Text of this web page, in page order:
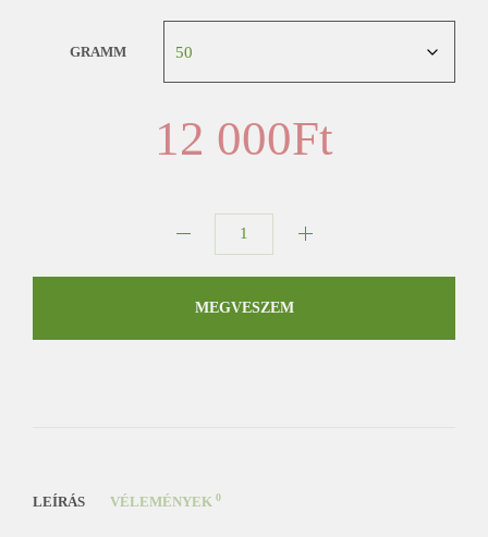
GRAMM
12 000Ft
Mengku
tea
MEGVESZEM
LEÍRÁS VÉLEMÉNYEK 0